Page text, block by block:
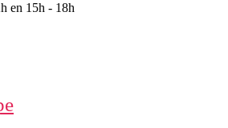
en 15h - 18h